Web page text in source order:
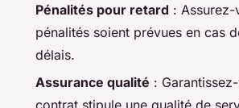
Pénalités pour retard :
pénalités soient prévues en cas
délais.
Assurance qualité :
contrat stipule une qualité de